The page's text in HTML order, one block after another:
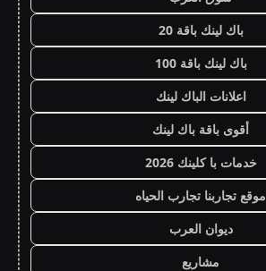
باك لينك باقة 20
باك لينك باقة 100
اعلانات الباك لينك
أقوى باقة باك لينك
خدمات با كلينك 2026
موقع تجاربنا تجارب الحياه
ديوان العرب
مشاريع